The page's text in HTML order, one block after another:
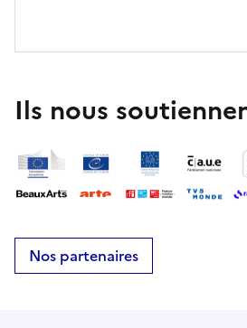
marchands venus de toute la
ainsi observer des textes et
Ils nous
Nos partenaires